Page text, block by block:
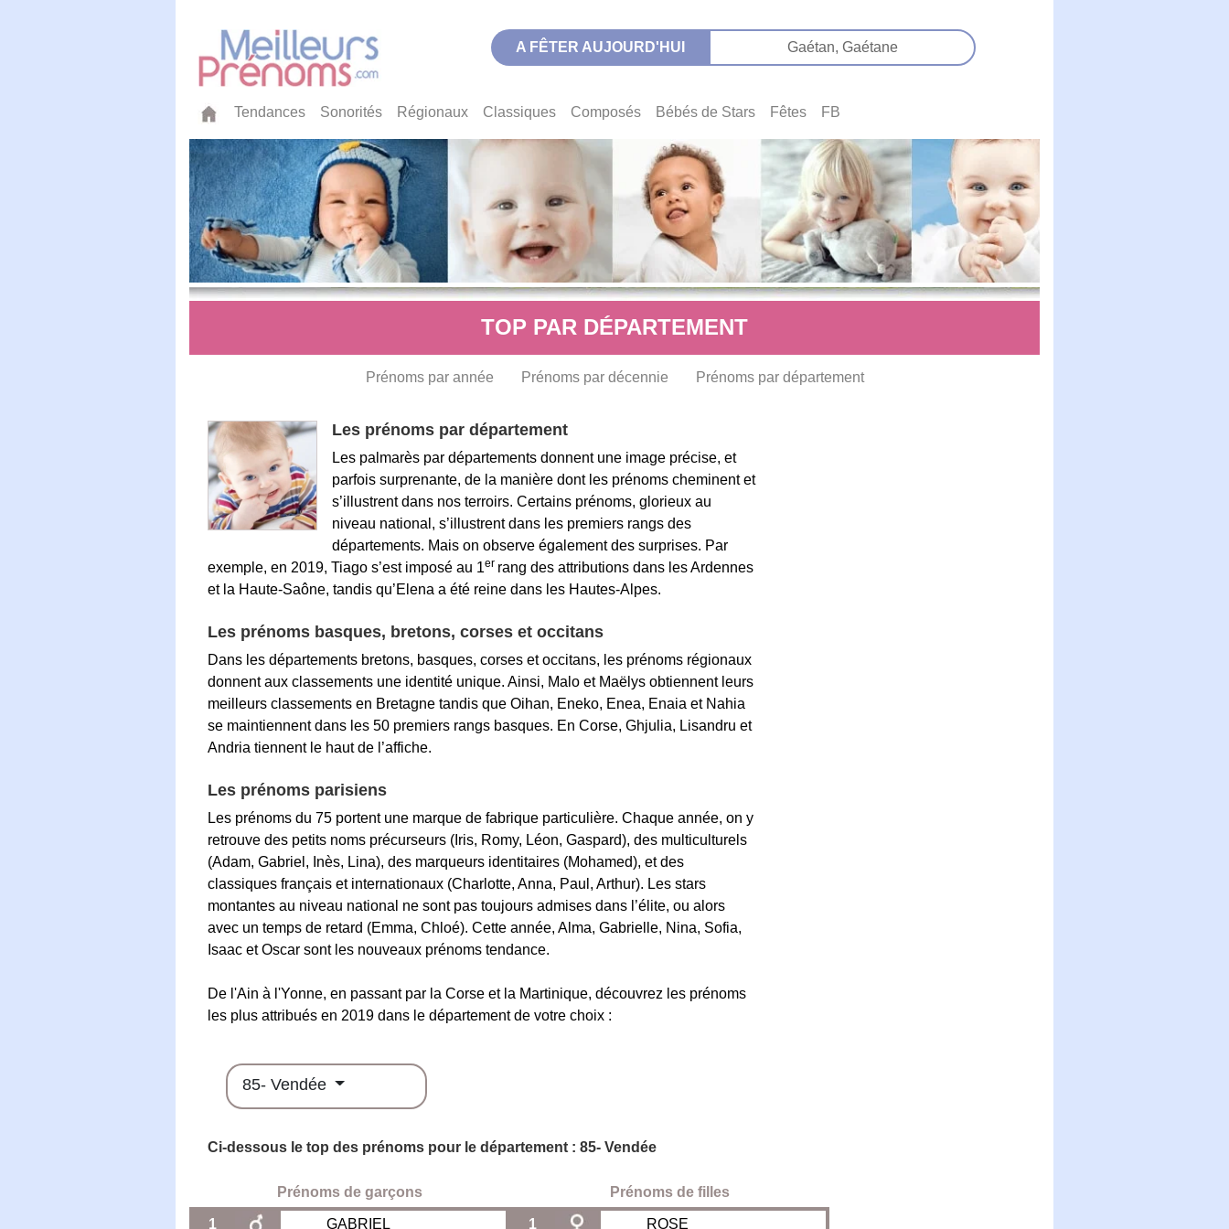
A FÊTER AUJOURD'HUI Gaétan, Gaétane
Tendances Sonorités Régionaux Classiques Composés Bébés de Stars Fêtes FB
TOP PAR DÉPARTEMENT
Prénoms par année Prénoms par décennie Prénoms par département
Les prénoms par département
Les palmarès par départements donnent une image précise, et
parfois surprenante, de la manière dont les prénoms cheminent et
s’illustrent dans nos terroirs. Certains prénoms, glorieux au
niveau national, s’illustrent dans les premiers rangs des
départements. Mais on observe également des surprises. Par
exemple, en 2019, Tiago s’est imposé au 1er rang des attributions dans les Ardennes
et la Haute-Saône, tandis qu’Elena a été reine dans les Hautes-Alpes.
Les prénoms basques, bretons, corses et occitans
Dans les départements bretons, basques, corses et occitans, les prénoms régionaux
donnent aux classements une identité unique. Ainsi, Malo et Maëlys obtiennent leurs
meilleurs classements en Bretagne tandis que Oihan, Eneko, Enea, Enaia et Nahia
se maintiennent dans les 50 premiers rangs basques. En Corse, Ghjulia, Lisandru et
Andria tiennent le haut de l’affiche.
Les prénoms parisiens
Les prénoms du 75 portent une marque de fabrique particulière. Chaque année, on y
retrouve des petits noms précurseurs (Iris, Romy, Léon, Gaspard), des multiculturels
(Adam, Gabriel, Inès, Lina), des marqueurs identitaires (Mohamed), et des
classiques français et internationaux (Charlotte, Anna, Paul, Arthur). Les stars
montantes au niveau national ne sont pas toujours admises dans l’élite, ou alors
avec un temps de retard (Emma, Chloé). Cette année, Alma, Gabrielle, Nina, Sofia,
Isaac et Oscar sont les nouveaux prénoms tendance.
De l'Ain à l'Yonne, en passant par la Corse et la Martinique, découvrez les prénoms
les plus attribués en 2019 dans le département de votre choix :
85- Vendée
Ci-dessous le top des prénoms pour le département : 85- Vendée
Prénoms de garçons
1 GABRIEL
Prénoms de filles
1 ROSE